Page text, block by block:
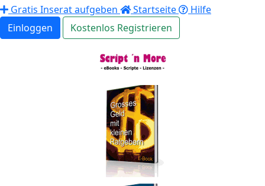
Gratis Inserat aufgeben Startseite
Hilfe
Einloggen
Kostenlos Registrieren